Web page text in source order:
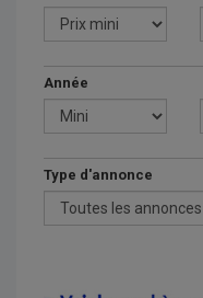
Année
Type d'annonce